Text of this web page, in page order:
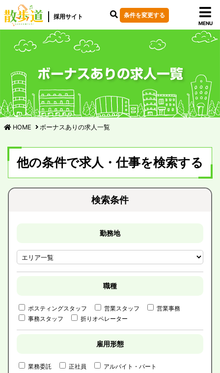
採用サイト 条件を変更する
MENU
ボーナスありの求人一覧
HOME ボーナスありの求人一覧
他の条件で求人・仕事を検索する
検索条件
勤務地
職種
ポスティングスタッフ 営業スタッフ
営業事務
事務スタッフ
折りオペレーター
雇用形態
業務委託 正社員 アルバイト・パート